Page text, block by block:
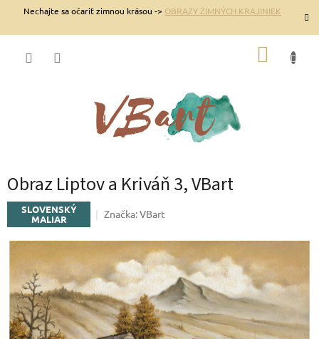
Prejsť
obsah
Nechajte sa očariť zimnou krásou -> OBRAZY ZIMNÝCH KRAJINIEK
Obraz Liptov a Kriváň 3, VBart
SLOVENSKÝ
MALIAR
Značka:VBart